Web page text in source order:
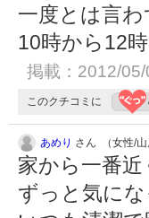
一度とは言
10時から12
掲載：2012/05/
このクチコミに
あめり さん （女性/山
家から一番
ずっと気に